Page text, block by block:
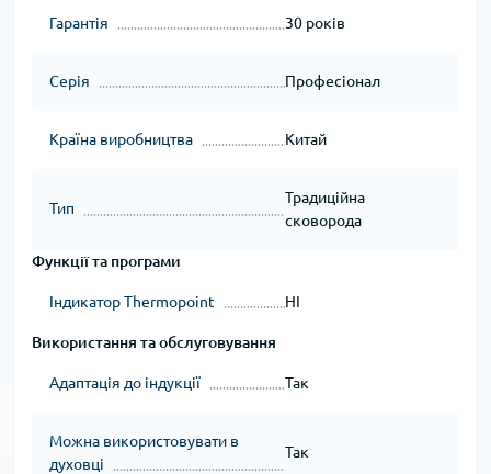
Гарантія 30 років
Серія Професіонал
Країна виробництва Китай
Тип
Традиційна
сковорода
Функції та програми
Індикатор Thermopoint НІ
Використання та обслуговування
Адаптація до індукції Так
Можна використовувати в
духовці
Так